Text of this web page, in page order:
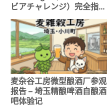
ビアチャレンジ）完全指南
奖记录2,167条记录详解
麦杂谷工房微型酿酒厂参观
报告 – 埼玉精酿啤酒自酿酒
吧体验记